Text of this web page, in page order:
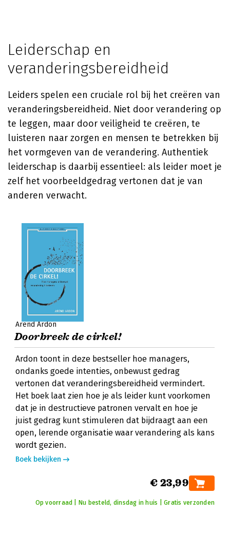
Leiderschap en
veranderingsbereidheid
Leiders spelen een cruciale rol bij het creëren van
veranderingsbereidheid. Niet door verandering op
te leggen, maar door veiligheid te creëren, te
luisteren naar zorgen en mensen te betrekken bij
het vormgeven van de verandering. Authentiek
leiderschap is daarbij essentieel: als leider moet je
zelf het voorbeeldgedrag vertonen dat je van
anderen verwacht.
Arend Ardon
Doorbreek de cirkel!
Ardon toont in deze bestseller hoe managers,
ondanks goede intenties, onbewust gedrag
vertonen dat veranderingsbereidheid vermindert.
Het boek laat zien hoe je als leider kunt voorkomen
dat je in destructieve patronen vervalt en hoe je
juist gedrag kunt stimuleren dat bijdraagt aan een
open, lerende organisatie waar verandering als kans
wordt gezien.
Boek bekijken
€ 23,99
Op voorraad | Nu besteld, dinsdag in huis | Gratis verzonden